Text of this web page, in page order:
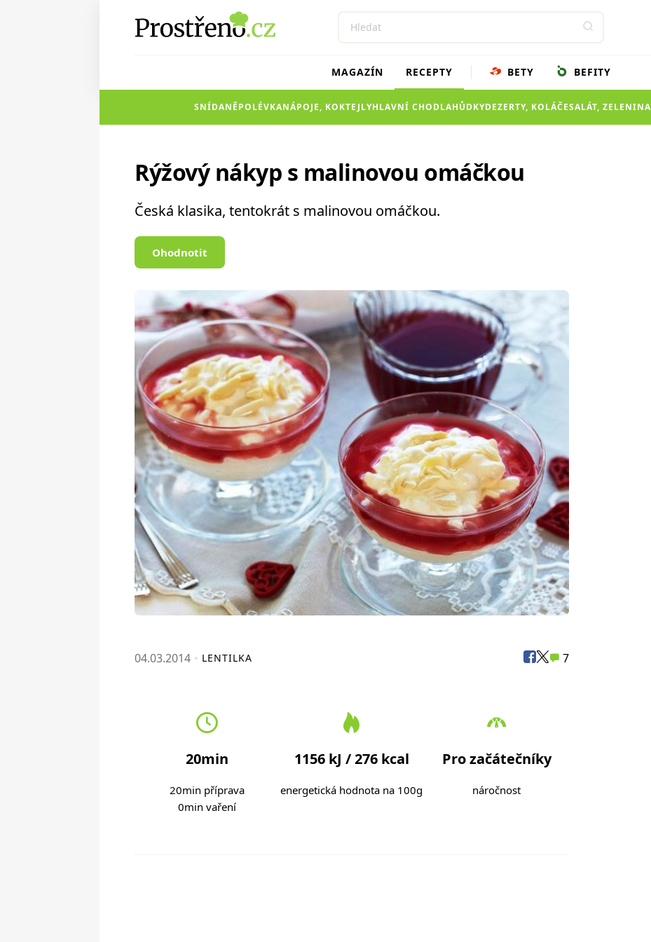
MAGAZÍN RECEPTY BETY BEFITY
SNÍDANĚPOLÉVKANÁPOJE, KOKTEJLYHLAVNÍ CHODLAHŮDKYDEZERTY, KOLÁČESALÁT, ZELENINA
Rýžový nákyp s malinovou omáčkou
Česká klasika, tentokrát s malinovou omáčkou.
Ohodnotit
04.03.2014 LENTILKA 7
20min
20min příprava
0min vaření
1156 kJ / 276 kcal
energetická hodnota na 100g
Pro začátečníky
náročnost